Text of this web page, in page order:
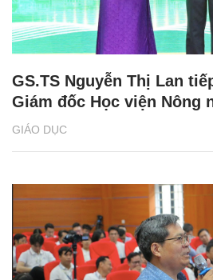
GIÁO DỤC
GS.TS Nguyễn Thị Lan
Giám đốc Học viện Nông